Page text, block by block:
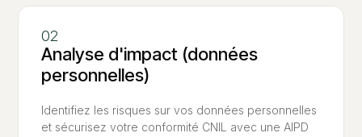
Analyse d'impact (données
personnelles)
Identifiez les risques sur vos données personnelles
et sécurisez votre conformité CNIL avec une AIPD